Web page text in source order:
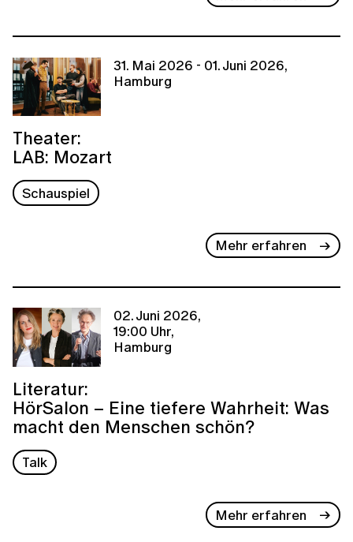
31. Mai 2026 - 01. Juni 2026,
Hamburg
Theater:
LAB: Mozart
Schauspiel
Mehr erfahren
02. Juni 2026,
19:00 Uhr,
Hamburg
Literatur:
HörSalon – Eine tiefere Wahrheit: Was
macht den Menschen schön?
Talk
Mehr erfahren